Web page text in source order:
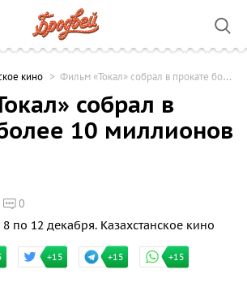
кино Фильм «Токал» собрал в прокате более 10 миллионов тенге
собрал в
10 миллионов
0
+15 +15 +15